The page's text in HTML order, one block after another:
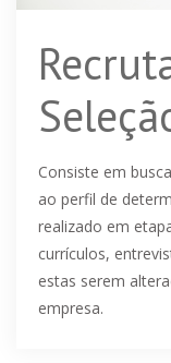
Consiste em
ao perfil de
realizado em
currículos,
estas serem